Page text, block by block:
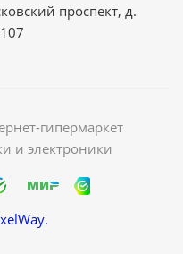
проспект, д.
гипермаркет
и электроники